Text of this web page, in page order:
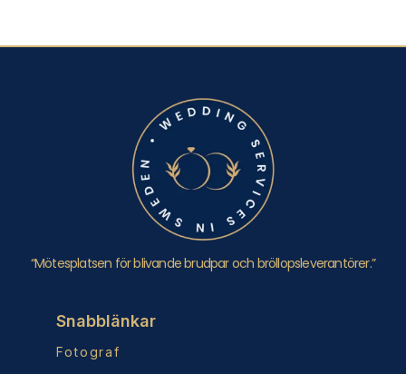
“Mötesplatsen för blivande brudpar och bröllopsleverantörer.”
Snabblänkar
Fotograf